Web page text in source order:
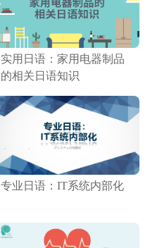
实用日语：家用电器制品
的相关日语知识
专业日语：IT系统内部化